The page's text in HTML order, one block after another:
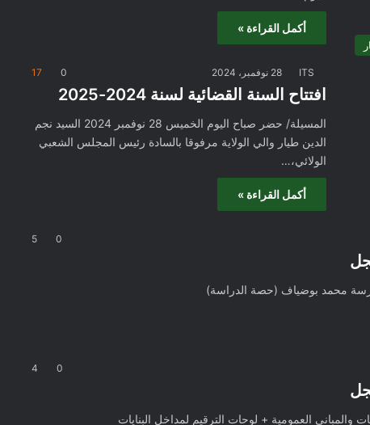
أكمل القراءة »
ITS 28 نوفمبر، 2024 0
17
افتتاح السنة القضائية لسنة 2024-2025
المسيلة/ حضر صباح اليوم الخميس 28 نوفمبر 2024 السيد نجم
الدين طيار والي الولاية مرفوقا بالسادة رئيس المجلس الشعبي
الولائي،…
أكمل القراءة »
0
5
0
4
العمومية + لوحات الترقيم لمداخل البنايات